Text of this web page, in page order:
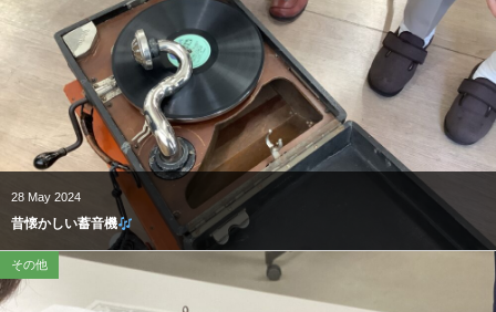
28 May 2024
昔懐かしい蓄音機
その他